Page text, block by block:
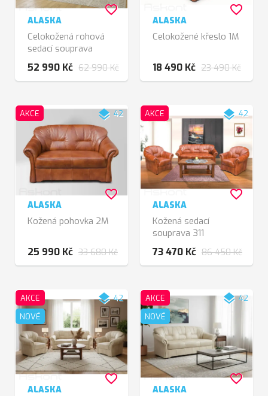
ALASKA
Celokožená rohová
sedací souprava
52 990 Kč 62 990 Kč
favorite_border
ALASKA
Celokožené křeslo 1M
18 490 Kč 23 490 Kč
favorite_border
AKCE layers 42
ALASKA
Kožená pohovka 2M
25 990 Kč 33 680 Kč
favorite_border
AKCE layers42
ALASKA
Kožená sedací
souprava 311
73 470 Kč 86 450 Kč
favorite_border
AKCE
NOVÉ
layers42
ALASKA
favorite_border
AKCE
NOVÉ
layers42
ALASKA
favorite_border